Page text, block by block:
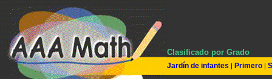
Clasificado por Grado
Jardín de infantes | Primero |